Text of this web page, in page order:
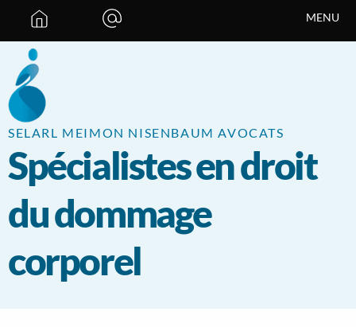
SELARL MEIMON NISENBAUM AVOCATS
Spécialistes en droit
du dommage
corporel
MENU
Panneau de gestion des cookies